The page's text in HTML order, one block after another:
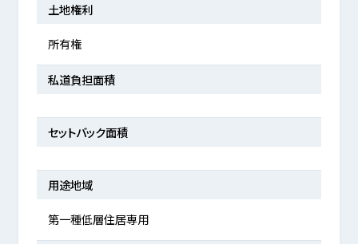
土地権利
所有権
私道負担面積
セットバック面積
用途地域
第一種低層住居専用